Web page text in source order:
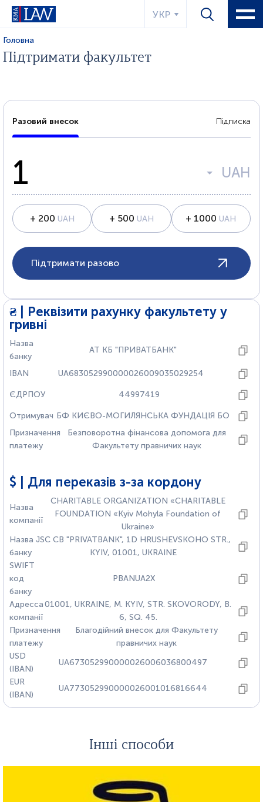
УКР
Головна
Підтримати факультет
Разовий внесок Підписка
UAH
+ 200 UAH + 500 UAH + 1000 UAH
Підтримати разово
₴ | Реквізити рахунку факультету у
гривні
Назва
банку
АТ КБ "ПРИВАТБАНК"
IBAN UA683052990000026009035029254
ЄДРПОУ 44997419
Отримувач БФ КИЄВО-МОГИЛЯНСЬКА ФУНДАЦIЯ БО
Призначення
платежу
Безповоротна фінансова допомога для
Факультету правничих наук
$ | Для переказів з-за кордону
Назва
компанії
CHARITABLE ORGANIZATION «CHARITABLE
FOUNDATION «Kyiv Mohyla Foundation of
Ukraine»
Назва
банку
JSC CB "PRIVATBANK", 1D HRUSHEVSKOHO STR.,
KYIV, 01001, UKRAINE
SWIFT
код
банку
PBANUA2X
Адресса
компанії
01001, UKRAINE, M. KYIV, STR. SKOVORODY, B.
6, SQ. 45.
Призначення
платежу
Благодійний внесок для Факультету
правничих наук
USD
(IBAN)
UA673052990000026006036800497
EUR
(IBAN)
UA773052990000026001016816644
Інші способи